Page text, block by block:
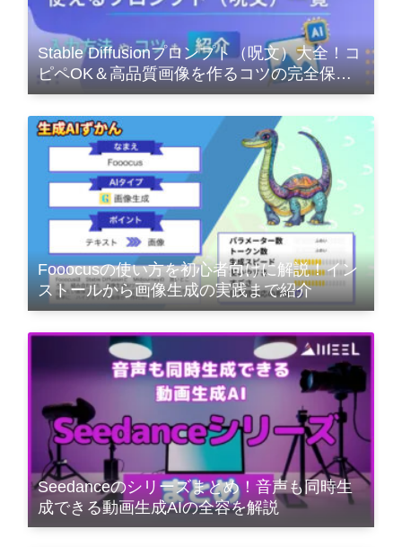
Stable Diffusionプロンプト（呪文）大全！コ
ピペOK＆高品質画像を作るコツの完全保存
版
Fooocusの使い方を初心者向けに解説！イン
ストールから画像生成の実践まで紹介
Seedanceのシリーズまとめ！音声も同時生
成できる動画生成AIの全容を解説